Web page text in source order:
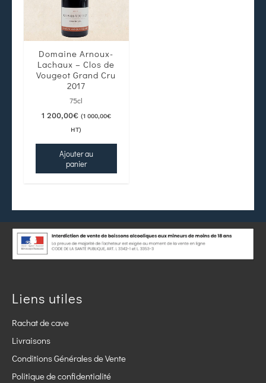
Domaine Arnoux-
Lachaux – Clos de
Vougeot Grand Cru
2017
75cl
1 200,00€ (1 000,00€
HT)
Ajouter au
panier
Liens utiles
Rachat de cave
Livraisons
Conditions Générales de Vente
Politique de confidentialité